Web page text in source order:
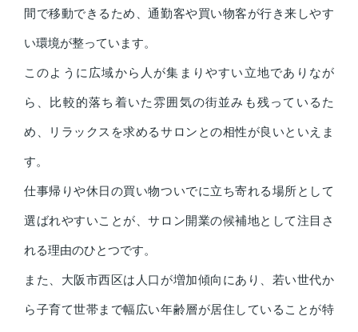
間で移動できるため、通勤客や買い物客が行き来しやす
い環境が整っています。
このように広域から人が集まりやすい立地でありなが
ら、比較的落ち着いた雰囲気の街並みも残っているた
め、リラックスを求めるサロンとの相性が良いといえま
す。
仕事帰りや休日の買い物ついでに立ち寄れる場所として
選ばれやすいことが、サロン開業の候補地として注目さ
れる理由のひとつです。
また、大阪市西区は人口が増加傾向にあり、若い世代か
ら子育て世帯まで幅広い年齢層が居住していることが特